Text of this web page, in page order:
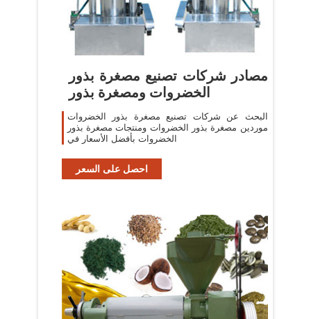
مصادر شركات تصنيع مصغرة بذور
الخضروات ومصغرة بذور
البحث عن شركات تصنيع مصغرة بذور الخضروات
موردين مصغرة بذور الخضروات ومنتجات مصغرة بذور
الخضروات بأفضل الأسعار في
احصل على السعر